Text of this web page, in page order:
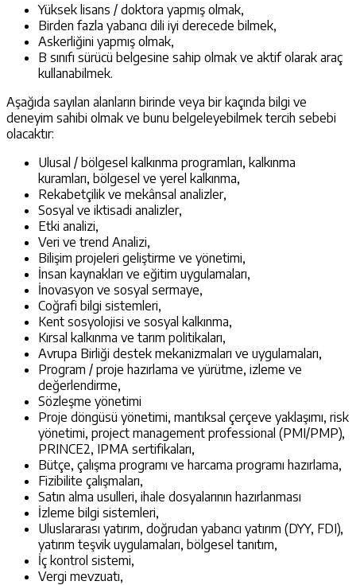
Yüksek lisans / doktora yapmış olmak,
Birden fazla yabancı dili iyi derecede bilmek,
Askerliğini yapmış olmak,
B sınıfı sürücü belgesine sahip olmak ve aktif olarak araç
kullanabilmek.
Aşağıda sayılan alanların birinde veya bir kaçında bilgi ve
deneyim sahibi olmak ve bunu belgeleyebilmek tercih sebebi
olacaktır:
Ulusal / bölgesel kalkınma programları, kalkınma
kuramları, bölgesel ve yerel kalkınma,
Rekabetçilik ve mekânsal analizler,
Sosyal ve iktisadi analizler,
Etki analizi,
Veri ve trend Analizi,
Bilişim projeleri geliştirme ve yönetimi,
İnsan kaynakları ve eğitim uygulamaları,
İnovasyon ve sosyal sermaye,
Coğrafi bilgi sistemleri,
Kent sosyolojisi ve sosyal kalkınma,
Kırsal kalkınma ve tarım politikaları,
Avrupa Birliği destek mekanizmaları ve uygulamaları,
Program / proje hazırlama ve yürütme, izleme ve
değerlendirme,
Sözleşme yönetimi
Proje döngüsü yönetimi, mantıksal çerçeve yaklaşımı, risk
yönetimi, project management professional (PMI/PMP),
PRINCE2, IPMA sertifikaları,
Bütçe, çalışma programı ve harcama programı hazırlama,
Fizibilite çalışmaları,
Satın alma usulleri, ihale dosyalarının hazırlanması
İzleme bilgi sistemleri,
Uluslararası yatırım, doğrudan yabancı yatırım (DYY, FDI),
yatırım teşvik uygulamaları, bölgesel tanıtım,
İç kontrol sistemi,
Vergi mevzuatı,